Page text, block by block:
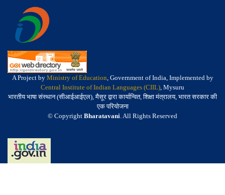
A Project by Ministry of Education, Government of India, Implemented by
Central Institute of Indian Languages (CIIL), Mysuru
भारतीय भाषा संस्थान (सीआईआईएल), मैसूर द्वारा कार्यान्वित, शिक्षा मंत्रालय, भारत सरकार की
एक परियोजना
© Copyright Bharatavani. All Rights Reserved